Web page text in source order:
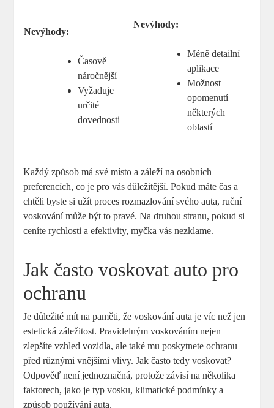
Nevýhody:
Časově
náročnější
Vyžaduje
určité
dovednosti
Nevýhody:
Méně detailní
aplikace
Možnost
opomenutí
některých
oblastí
Každý způsob má své místo a záleží na osobních
preferencích, co je pro vás důležitější. Pokud máte čas a
chtěli byste si užít proces rozmazlování svého auta, ruční
voskování může být to pravé. Na druhou stranu, pokud si
ceníte rychlosti a efektivity, myčka vás nezklame.
Jak často voskovat auto pro
ochranu
Je důležité mít na paměti, že voskování auta je víc než jen
estetická záležitost. Pravidelným voskováním nejen
zlepšíte vzhled vozidla, ale také mu poskytnete ochranu
před různými vnějšími vlivy. Jak často tedy voskovat?
Odpověď není jednoznačná, protože závisí na několika
faktorech, jako je typ vosku, klimatické podmínky a
způsob používání auta.